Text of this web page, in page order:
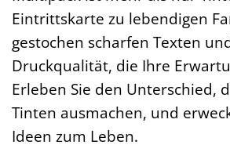
Eintrittskarte zu lebendigen
gestochen scharfen Texten
Druckqualität, die Ihre
Erleben Sie den Unterschied,
Tinten ausmachen, und
Ideen zum Leben.